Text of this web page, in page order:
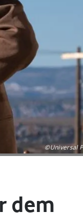
©Universal
dem